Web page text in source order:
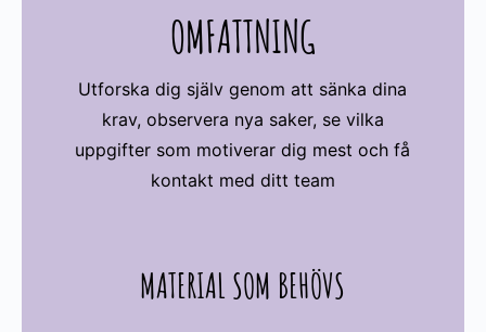
OMFATTNING
Utforska dig själv genom att sänka dina
krav, observera nya saker, se vilka
uppgifter som motiverar dig mest och få
kontakt med ditt team
MATERIAL SOM BEHÖVS